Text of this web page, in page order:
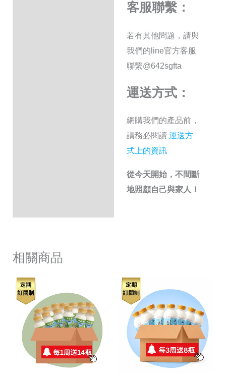
客服聯繫：
若有其他問題，請與
我們的line官方客服
聯繫@642sgfta
運送方式：
網購我們的產品前，
請務必閱讀 運送方
式上的資訊
從今天開始，不間斷
地照顧自己與家人！
相關商品